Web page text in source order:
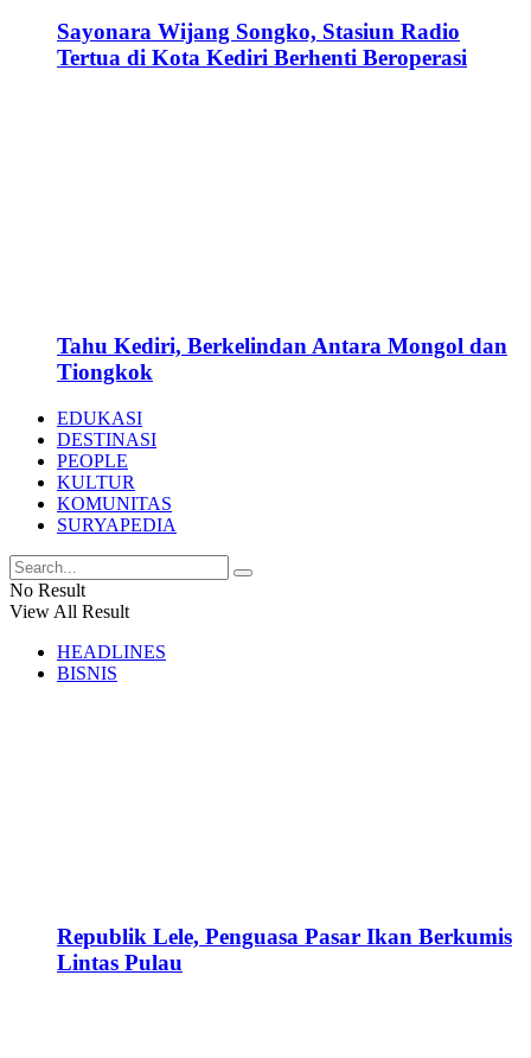
Sayonara Wijang Songko, Stasiun Radio
Tertua di Kota Kediri Berhenti Beroperasi
Tahu Kediri, Berkelindan Antara Mongol dan
Tiongkok
EDUKASI
DESTINASI
PEOPLE
KULTUR
KOMUNITAS
SURYAPEDIA
No Result
View All Result
HEADLINES
BISNIS
Republik Lele, Penguasa Pasar Ikan Berkumis
Lintas Pulau